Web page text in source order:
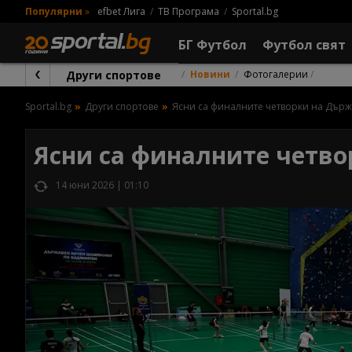
Популярни » efbet Лига ТВ Програма Sportal.bg
БГ Футбол Футбол свят
Други спортове Новини Фотогалерии
Sportal.bg Други спортове Ясни са финалните четворки на
Ясни са финалните
14 юни 2026 | 01:10